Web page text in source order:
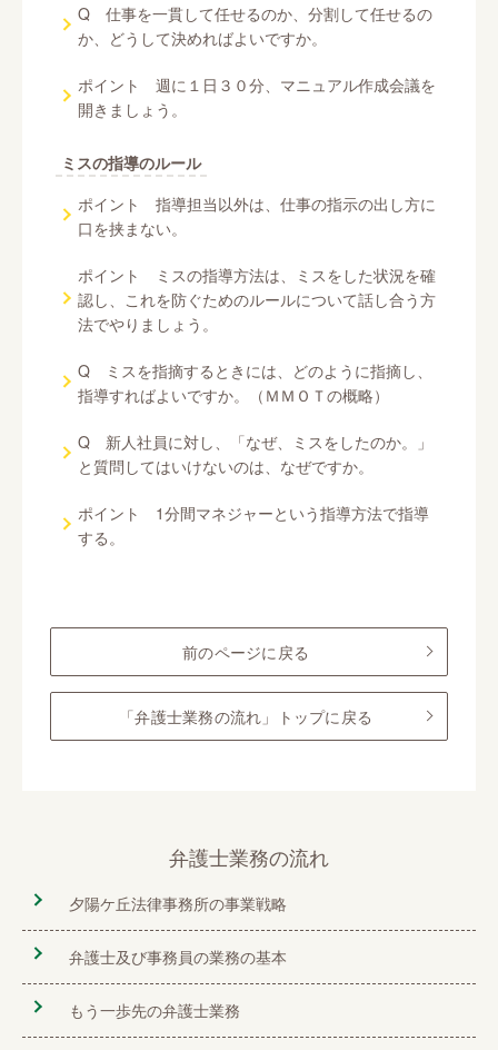
Q 仕事を一貫して任せるのか、分割して任せるの
か、どうして決めればよいですか。
ポイント 週に１日３０分、マニュアル作成会議を
開きましょう。
ミスの指導のルール
ポイント 指導担当以外は、仕事の指示の出し方に
口を挟まない。
ポイント ミスの指導方法は、ミスをした状況を確
認し、これを防ぐためのルールについて話し合う方
法でやりましょう。
Q ミスを指摘するときには、どのように指摘し、
指導すればよいですか。（ＭＭＯＴの概略）
Q 新人社員に対し、「なぜ、ミスをしたのか。」
と質問してはいけないのは、なぜですか。
ポイント 1分間マネジャーという指導方法で指導
する。
前のページに戻る
「弁護士業務の流れ」トップに戻る
弁護士業務の流れ
夕陽ケ丘法律事務所の事業戦略
弁護士及び事務員の業務の基本
もう一歩先の弁護士業務